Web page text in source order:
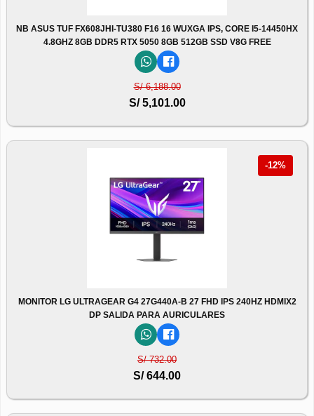
NB ASUS TUF FX608JHI-TU380 F16 16 WUXGA IPS, CORE I5-14450HX
4.8GHZ 8GB DDR5 RTX 5050 8GB 512GB SSD V8G FREE
S/ 6,188.00
S/ 5,101.00
-12%
MONITOR LG ULTRAGEAR G4 27G440A-B 27 FHD IPS 240HZ HDMIX2
DP SALIDA PARA AURICULARES
S/ 732.00
S/ 644.00